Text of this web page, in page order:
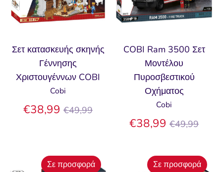
Σετ κατασκευής σκηνής
Γέννησης
Χριστουγέννων COBI
Cobi
€38,99 Κανονική
€49,99
COBI Ram 3500 Σετ
Μοντέλου
Πυροσβεστικού
Οχήματος
Cobi
€38,99 Κανονική
€49,99
Σε προσφορά Σε προσφορά